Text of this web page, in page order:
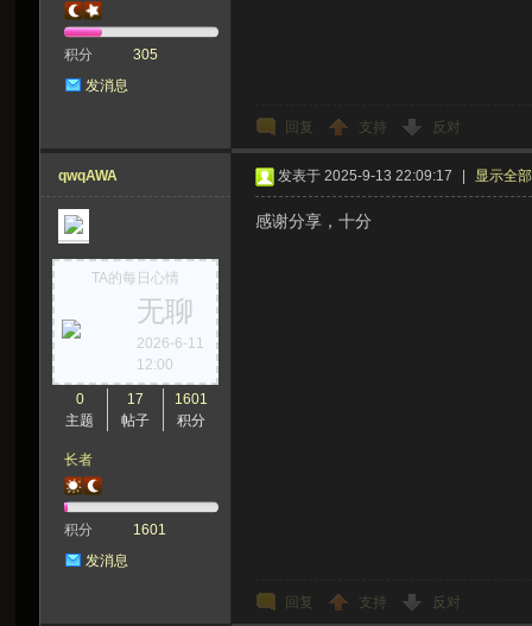
积分
305
发消息
回复 支持 反对
qwqAWA
TA的每日心情
无聊
2026-6-11
12:00
0
主题
17
帖子
1601
积分
长者
积分
1601
发消息
发表于 2025-9-13 22:09:17 显示全
感谢分享，十分
回复 支持 反对